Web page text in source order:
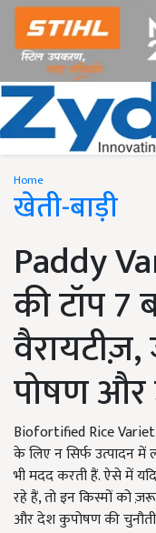
Home
खेती-बाड़ी
Paddy
की टॉप 7
पोषण
Biofortified Rice
के लिए न सिर्फ उत्पादन में
भी मदद करती हैं. ऐसे में
रहे हैं, तो इन किस्मों को
और देश कुपोषण की